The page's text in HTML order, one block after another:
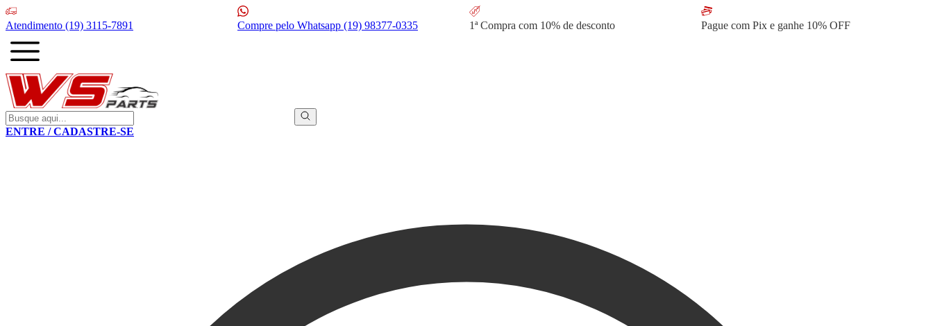
Atendimento (19) 3115-7891 Compre pelo Whatsapp (19) 98377-0335 1ª Compra com 10% de desconto Pague com Pix e ganhe 10% OFF
ENTRE / CADASTRE-SE